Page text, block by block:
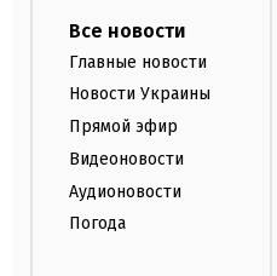
Все новости
Главные новости
Новости Украины
Прямой эфир
Видеоновости
Аудионовости
Погода